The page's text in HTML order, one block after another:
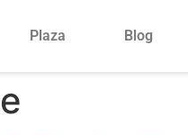
Plaza Blog